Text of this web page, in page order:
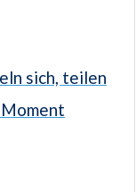
sich, teilen